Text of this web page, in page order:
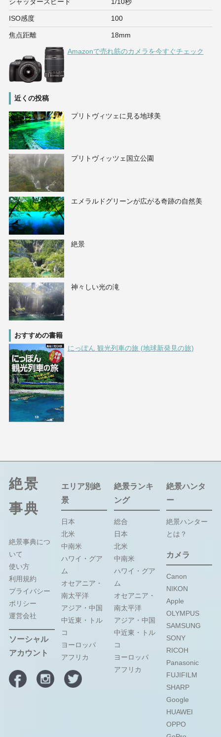
ISO感度 100
焦点距離 18mm
Amazonで売れ筋のカメラを今すぐチェック
近くの投稿
プリトヴィツェに見る地球美
プリトヴィッツェ国立公園
エメラルドグリーンが広がる奇跡の自然美
絶景
神々しい光の滝
おすすめの書籍
にっぽん 観光列車の旅 (地球新発見の旅)
絶景
事典
絶景事典につ
いて
使い方
利用規約
プライバシー
ポリシー
運営会社
ソーシャル
アカウント
エリア別絶
景
日本
北米
中南米
ハワイ・グア
ム
オセアニア・
南太平洋
アジア・中国
中近東・トル
コ
ヨーロッパ
アフリカ
絶景ランキ
ング
総合
日本
北米
中南米
ハワイ・グア
ム
オセアニア・
南太平洋
アジア・中国
中近東・トル
コ
ヨーロッパ
アフリカ
絶景ハンタ
ー
絶景ハンター
とは？
カメラ
Canon
NIKON
Apple
OLYMPUS
SAMSUNG
SONY
RICOH
Panasonic
FUJIFILM
SHARP
Google
HUAWEI
OPPO